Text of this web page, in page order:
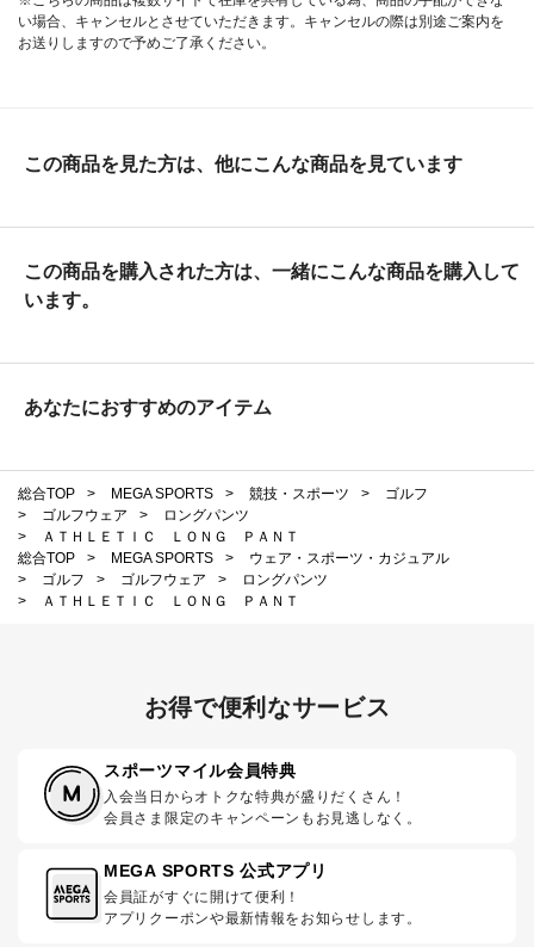
い場合、キャンセルとさせていただきます。キャンセルの際は別途ご案内を
お送りしますので予めご了承ください。
この商品を見た方は、他にこんな商品を見ています
この商品を購入された方は、一緒にこんな商品を購入して
います。
あなたにおすすめのアイテム
総合TOP > MEGA SPORTS > 競技・スポーツ >
ゴルフ
>
ゴルフウェア >
ロングパンツ
>
ＡＴＨＬＥＴＩＣ ＬＯＮＧ ＰＡＮＴ
総合TOP
> MEGA SPORTS >
ウェア・スポーツ・カジュアル
>
ゴルフ > ゴルフウェア >
ロングパンツ
>
ＡＴＨＬＥＴＩＣ ＬＯＮＧ ＰＡＮＴ
お得で便利なサービス
スポーツマイル会員特典
入会当日からオトクな特典が盛りだくさん！
会員さま限定のキャンペーンもお見逃しなく。
MEGA SPORTS 公式アプリ
会員証がすぐに開けて便利！
アプリクーポンや最新情報をお知らせします。